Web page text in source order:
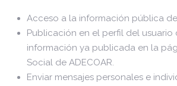
Acceso a la información pública
Publicación en el perfil del
información ya publicada en la
Social de ADECOAR.
Enviar mensajes personales e